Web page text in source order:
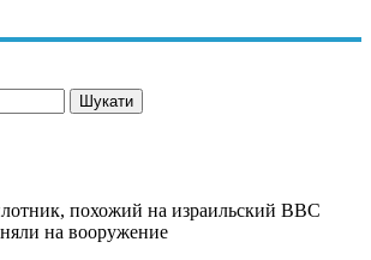
похожий на израильский ВВС
на вооружение